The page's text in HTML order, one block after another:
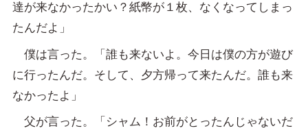
達が来なかったかい？紙幣が１枚、なくなってしまっ
たんだよ」
僕は言った。「誰も来ないよ。今日は僕の方が遊び
に行ったんだ。そして、夕方帰って来たんだ。誰も来
なかったよ」
父が言った。「シャム！お前がとったんじゃないだ